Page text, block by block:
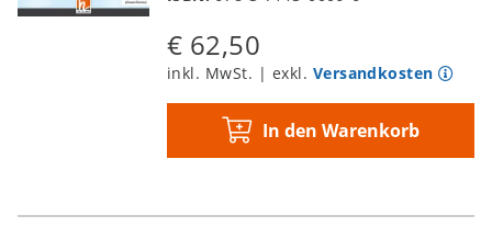
€ 62,50
inkl. MwSt. | exkl. Versandkosten
In den Warenkorb